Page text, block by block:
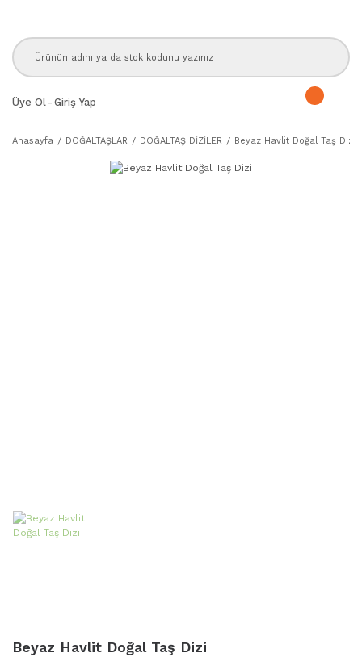
Üye Ol - Giriş Yap
Anasayfa DOĞALTAŞLAR DOĞALTAŞ DİZİLER Beyaz Havlit Doğal Taş Dizi
Beyaz Havlit Doğal Taş Dizi